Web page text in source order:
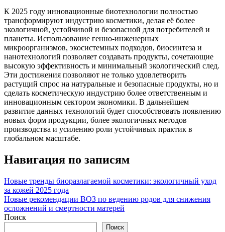
К 2025 году инновационные биотехнологии полностью
трансформируют индустрию косметики, делая её более
экологичной, устойчивой и безопасной для потребителей и
планеты. Использование генно-инженерных
микроорганизмов, экосистемных подходов, биосинтеза и
нанотехнологий позволяет создавать продукты, сочетающие
высокую эффективность и минимальный экологический след.
Эти достижения позволяют не только удовлетворить
растущий спрос на натуральные и безопасные продукты, но и
сделать косметическую индустрию более ответственным и
инновационным сектором экономики. В дальнейшем
развитие данных технологий будет способствовать появлению
новых форм продукции, более экологичных методов
производства и усилению роли устойчивых практик в
глобальном масштабе.
Навигация по записям
Новые тренды биоразлагаемой косметики: экологичный уход
за кожей 2025 года
Новые рекомендации ВОЗ по ведению родов для снижения
осложнений и смертности матерей
Поиск
Поиск